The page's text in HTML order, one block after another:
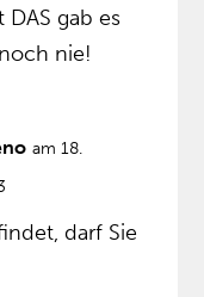
gab es
nie!
am 18.
darf Sie